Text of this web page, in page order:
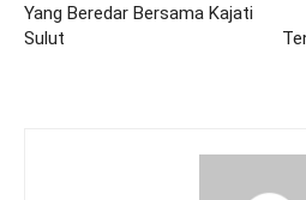
Yang Beredar Bersama Kajati
Sulut